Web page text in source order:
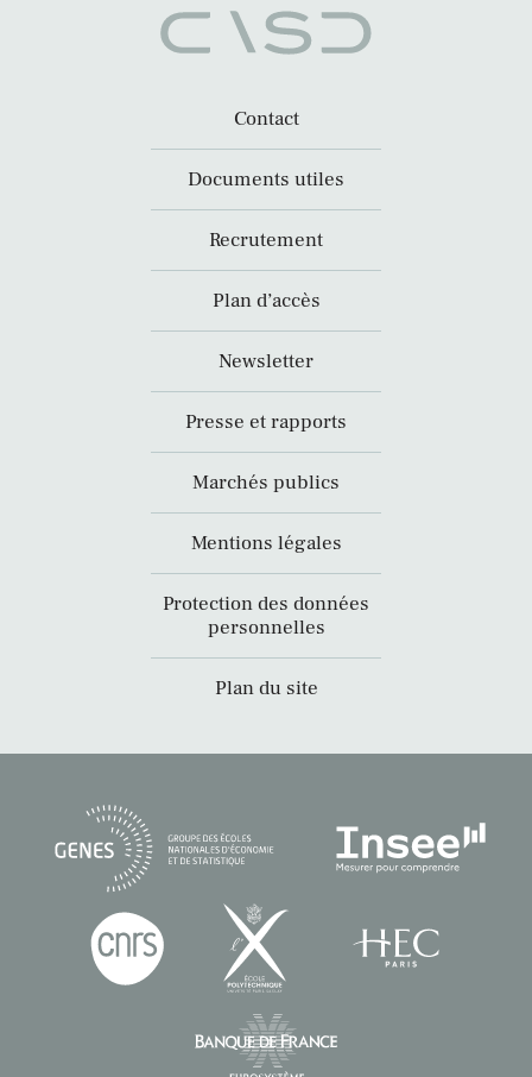
Contact
Documents utiles
Recrutement
Plan d’accès
Newsletter
Presse et rapports
Marchés publics
Mentions légales
Protection des données
personnelles
Plan du site